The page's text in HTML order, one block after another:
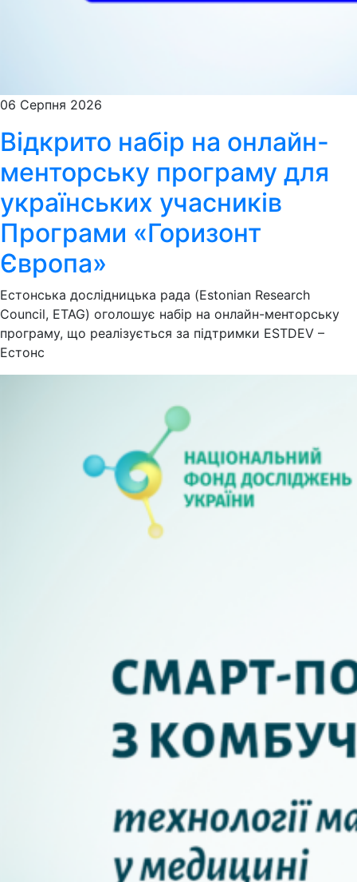
06 Серпня 2026
Відкрито набір на онлайн-
менторську програму для
українських учасників
Програми «Горизонт
Європа»
Естонська дослідницька рада (Estonian Research
Council, ETAG) оголошує набір на онлайн-менторську
програму, що реалізується за підтримки ESTDEV –
Естонс